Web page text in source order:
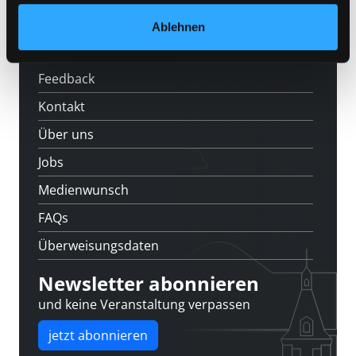
Ablehnen
Veranstaltungen
Feedback
Kontakt
Über uns
Jobs
Medienwunsch
FAQs
Überweisungsdaten
Newsletter abonnieren
und keine Veranstaltung verpassen
jetzt abonnieren